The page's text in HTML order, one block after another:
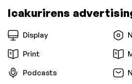
Icakurirens
Display
Print
Podcasts